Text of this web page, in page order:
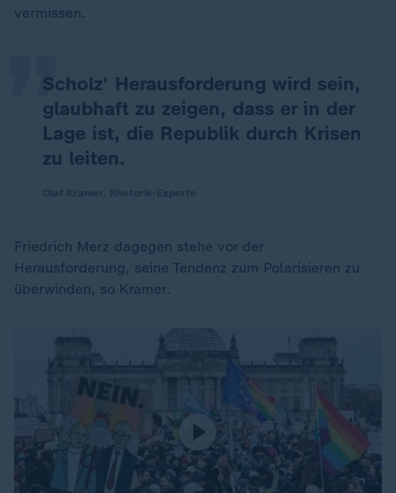
vermissen.
Scholz' Herausforderung wird sein,
glaubhaft zu zeigen, dass er in der
Lage ist, die Republik durch Krisen
zu leiten.
Friedrich Merz dagegen stehe vor der
Herausforderung, seine Tendenz zum Polarisieren zu
überwinden, so Kramer.